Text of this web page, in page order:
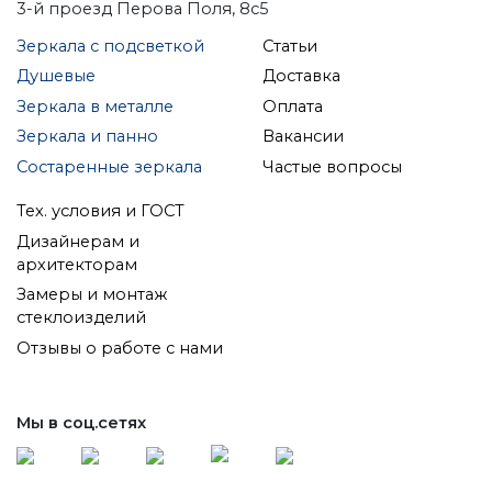
3-й проезд Перова Поля, 8с5
Зеркала с подсветкой
Душевые
Зеркала в металле
Зеркала и панно
Состаренные зеркала
Статьи
Доставка
Оплата
Вакансии
Частые вопросы
Тех. условия и ГОСТ
Дизайнерам и
архитекторам
Замеры и монтаж
стеклоизделий
Отзывы о работе с нами
Мы в соц.сетях